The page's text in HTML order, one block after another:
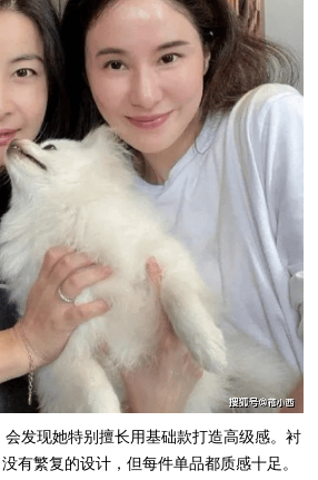
发现她特别擅长用基础款打造高级感。衬
有繁复的设计，但每件单品都质感十足。